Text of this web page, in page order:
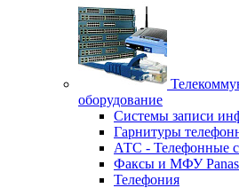
оборудование
Системы записи
Гарнитуры
АТС - Телефонные
Факсы и МФУ
Телефония